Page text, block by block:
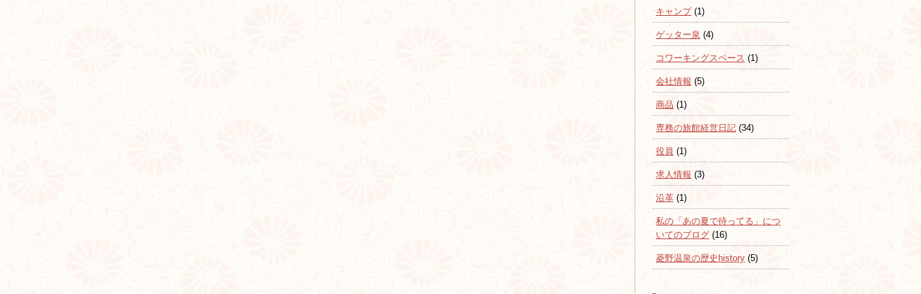
キャンプ(1)
ゲッター泉 (4)
コワーキングスペース (1)
会社情報 (5)
商品 (1)
専務の旅館経営日記 (34)
役員 (1)
求人情報 (3)
沿革 (1)
私の「あの夏で待ってる」につ
いてのブログ (16)
菱野温泉の歴史history (5)